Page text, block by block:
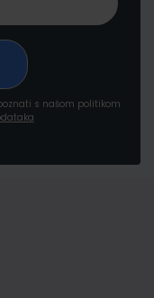
s našom politikom